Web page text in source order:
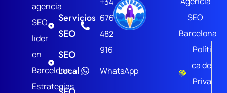
agencia
SEO
líder
en
Barcelona.
Estrategias
Servicios
SEO
SEO
Local
676
482
916
WhatsApp
SEO
Barcelona
Políti
ca de
Priva